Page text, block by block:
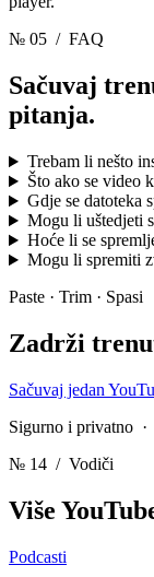
№ 05 / FAQ
Sačuvaj
pitanja.
Trebam li nešto
Što ako se video
Gdje se datoteka
Mogu li uštedjeti
Hoće li se
Mogu li spremiti
Paste · Trim · Spasi
Zadrži
Sačuvaj jedan
Sigurno i privatno ·
№ 14 / Vodiči
Više
Podcasti